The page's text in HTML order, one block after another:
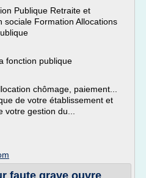
Publique Retraite et
sociale Formation Allocations
fonction publique
chômage, paiement...
de votre établissement et
gestion du...
faute grave ouvre